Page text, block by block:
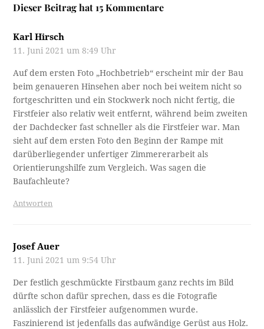
Dieser Beitrag hat 15 Kommentare
Karl Hirsch
11. Juni 2021 um 8:49 Uhr
Auf dem ersten Foto „Hochbetrieb“ erscheint mir der Bau
beim genaueren Hinsehen aber noch bei weitem nicht so
fortgeschritten und ein Stockwerk noch nicht fertig, die
Firstfeier also relativ weit entfernt, während beim zweiten
der Dachdecker fast schneller als die Firstfeier war. Man
sieht auf dem ersten Foto den Beginn der Rampe mit
darüberliegender unfertiger Zimmererarbeit als
Orientierungshilfe zum Vergleich. Was sagen die
Baufachleute?
Antworten
Josef Auer
11. Juni 2021 um 9:54 Uhr
Der festlich geschmückte Firstbaum ganz rechts im Bild
dürfte schon dafür sprechen, dass es die Fotografie
anlässlich der Firstfeier aufgenommen wurde.
Faszinierend ist jedenfalls das aufwändige Gerüst aus Holz.